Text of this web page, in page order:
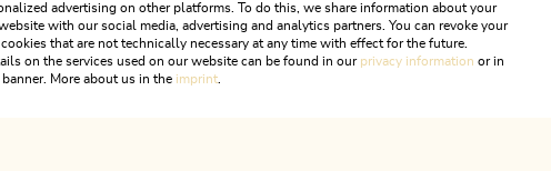
Top Aktivitäten für jedes Wetter Swarovski Kristallwelten Wattens
advertising on other platforms. To do this, we share information about your
with our social media, advertising and analytics partners. You can revoke your
that are not technically necessary at any time with effect for the future.
on the services used on our website can be found in our privacy information or in
More about us in the imprint.